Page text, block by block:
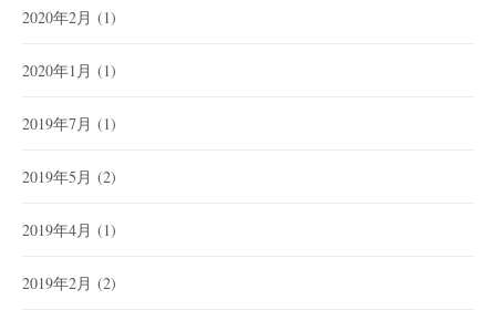
2020年2月 (1)
2020年1月 (1)
2019年7月 (1)
2019年5月 (2)
2019年4月 (1)
2019年2月 (2)